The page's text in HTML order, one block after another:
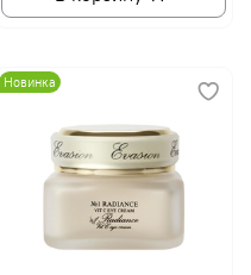
Новинка